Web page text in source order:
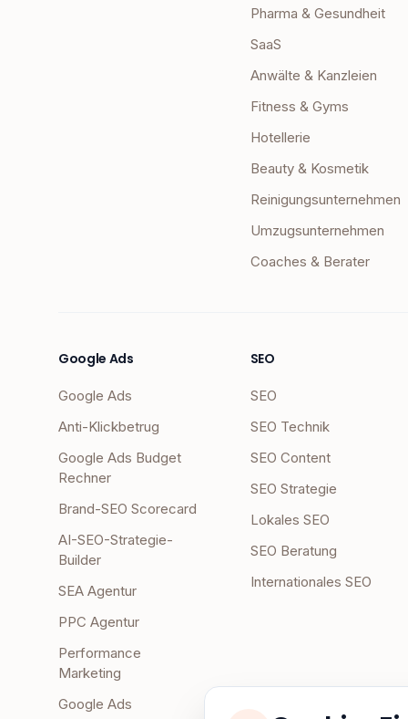
Pharma & Gesundheit
SaaS
Anwälte & Kanzleien
Fitness & Gyms
Hotellerie
Beauty & Kosmetik
Reinigungsunternehmen
Umzugsunternehmen
Coaches & Berater
Google Ads
Google Ads
Anti-Klickbetrug
Google Ads Budget
Rechner
Brand-SEO Scorecard
AI-SEO-Strategie-
Builder
SEA Agentur
PPC Agentur
Performance
Marketing
Google Ads
SEO
SEO
SEO Technik
SEO Content
SEO Strategie
Lokales SEO
SEO Beratung
Internationales SEO